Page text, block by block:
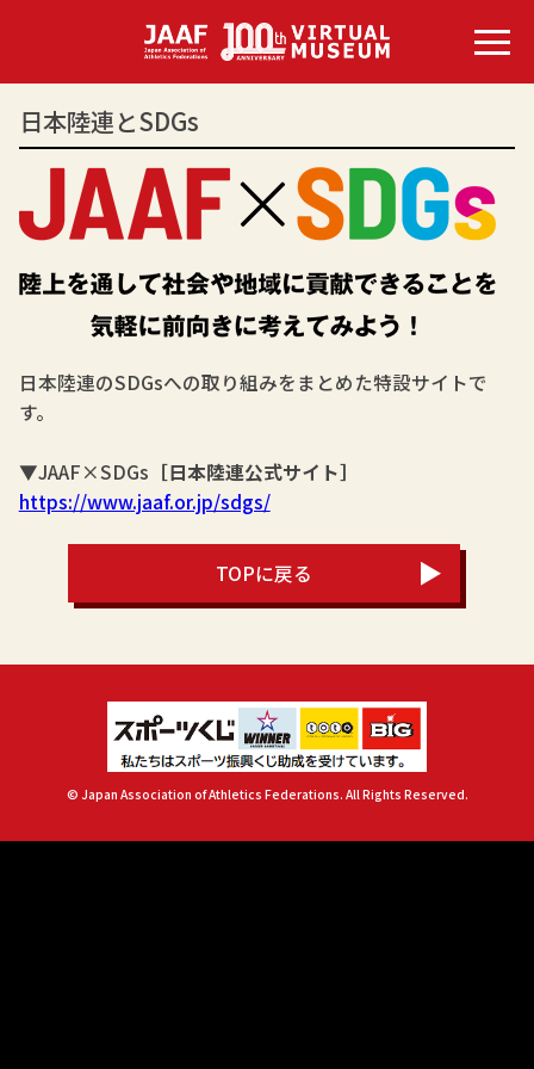
日本陸連とSDGs
日本陸連のSDGsへの取り組みをまとめた特設サイトで
す。
▼JAAF×SDGs ［日本陸連公式サイト］
https://www.jaaf.or.jp/sdgs/
TOPに戻る
© Japan Association of Athletics Federations. All Rights Reserved.